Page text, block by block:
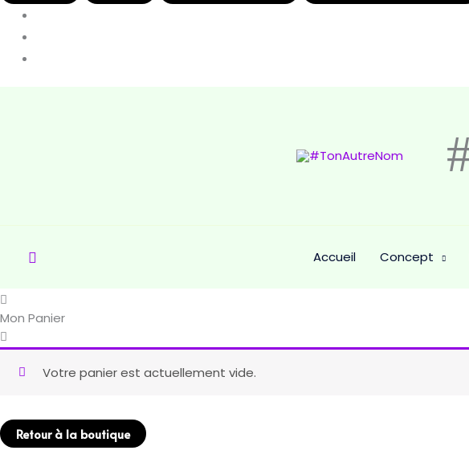
Rechercher Accueil Concept
Mon Panier
Votre panier est actuellement vide.
Retour à la boutique